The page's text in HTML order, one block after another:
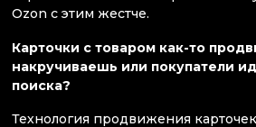
Ozon с этим жестче.
Карточки с товаром как-то
накручиваешь или покупатели
поиска?
Технология продвижения